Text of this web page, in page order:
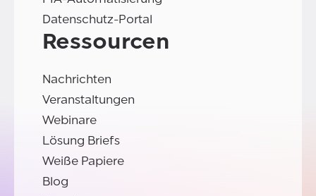
Datenschutz-Portal
Ressourcen
Nachrichten
Veranstaltungen
Webinare
Lösung Briefs
Weiße Papiere
Blog